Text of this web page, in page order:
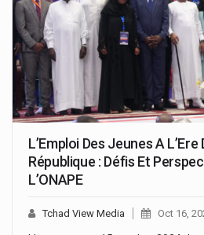
L’Emploi Des Jeunes A
République : Défis Et
L’ONAPE
Tchad View Media Oct 16,